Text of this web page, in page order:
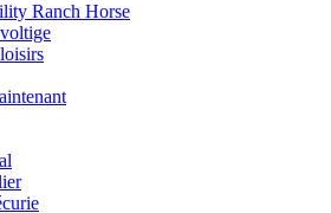
Ranch Horse